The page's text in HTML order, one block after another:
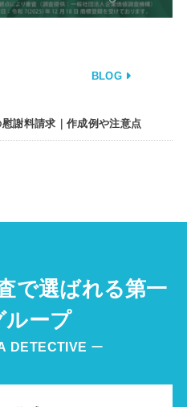
BLOG
謝料請求｜作成例や注意点
で選ばれる第一
ループ
DETECTIVE ー